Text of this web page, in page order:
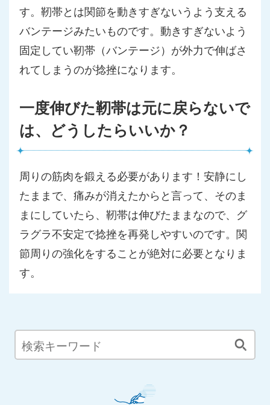
す。靭帯とは関節を動きすぎないうよう支える
バンテージみたいものです。動きすぎないよう
固定してい靭帯（バンテージ）が外力で伸ばさ
れてしまうのが捻挫になります。
一度伸びた靭帯は元に戻らないで
は、どうしたらいいか？
周りの筋肉を鍛える必要があります！安静にし
たままで、痛みが消えたからと言って、そのま
まにしていたら、靭帯は伸びたままなので、グ
ラグラ不安定で捻挫を再発しやすいのです。関
節周りの強化をすることが絶対に必要となりま
す。